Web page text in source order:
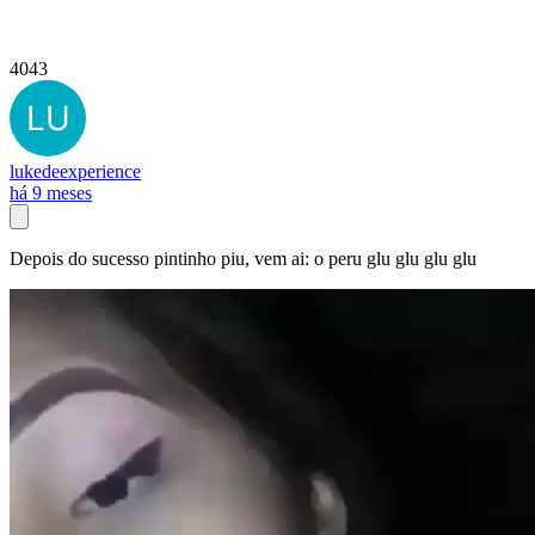
4043
lukedeexperience
há 9 meses
Depois do sucesso pintinho piu, vem ai: o peru glu glu glu glu